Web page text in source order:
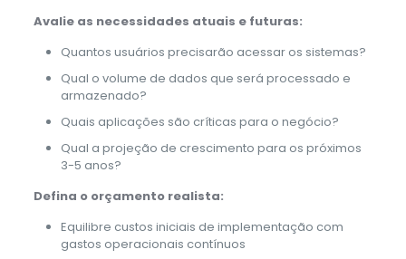
Avalie as necessidades atuais e futuras:
Quantos usuários precisarão acessar os sistemas?
Qual o volume de dados que será processado e
armazenado?
Quais aplicações são críticas para o negócio?
Qual a projeção de crescimento para os próximos
3-5 anos?
Defina o orçamento realista:
Equilibre custos iniciais de implementação com
gastos operacionais contínuos